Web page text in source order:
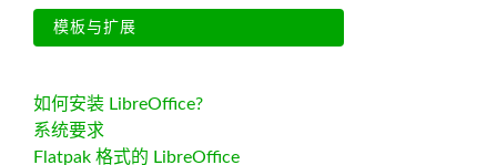
模板与扩展
如何安装 LibreOffice?
系统要求
Flatpak 格式的 LibreOffice